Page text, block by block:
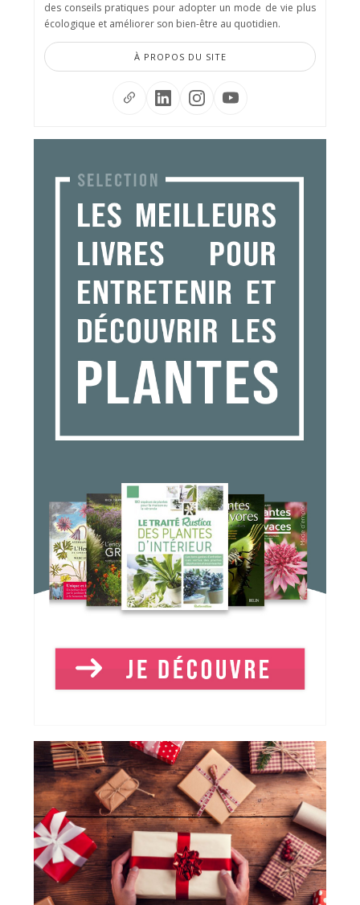
des conseils pratiques pour adopter un mode de vie plus
écologique et améliorer son bien-être au quotidien.
À PROPOS DU SITE